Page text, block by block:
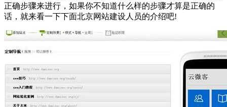
正确步骤来进行，如果你不知道什么样的步骤才算是正确的
话，就来看一下下面北京网站建设人员的介绍吧!